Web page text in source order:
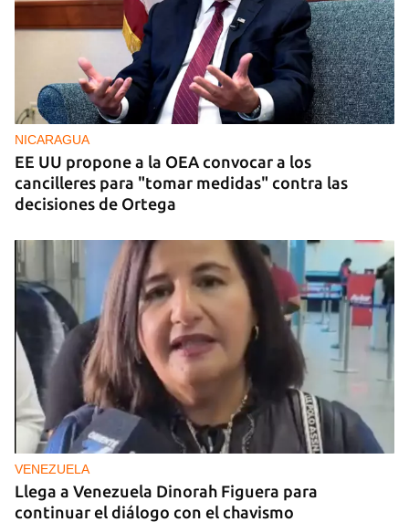
NICARAGUA
EE UU propone a la OEA convocar a los
cancilleres para "tomar medidas" contra las
decisiones de Ortega
VENEZUELA
Llega a Venezuela Dinorah Figuera para
continuar el diálogo con el chavismo